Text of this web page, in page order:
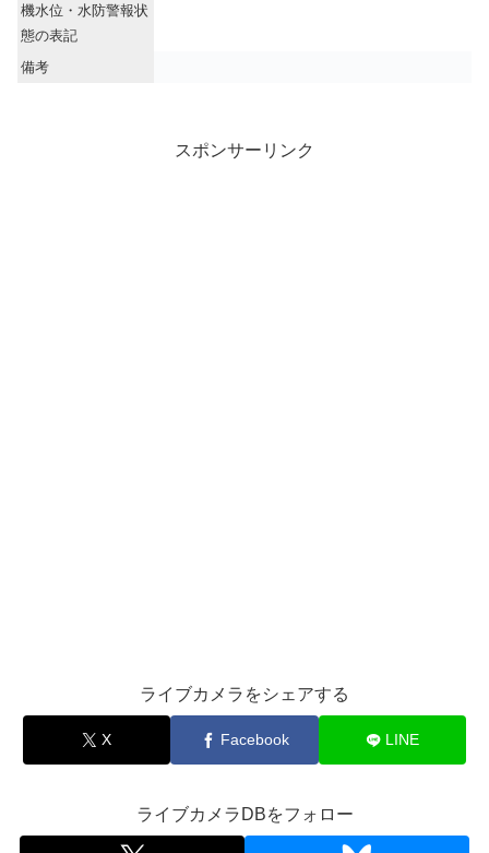
機水位・水防警報状
態の表記
備考
スポンサーリンク
ライブカメラをシェアする
X Facebook LINE
ライブカメラDBをフォロー